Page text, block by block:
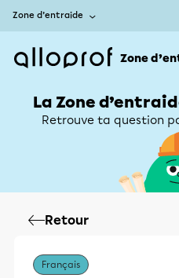
Zone d’entraide
Zone
La Zone
Retrouve ta question
Retour
Français